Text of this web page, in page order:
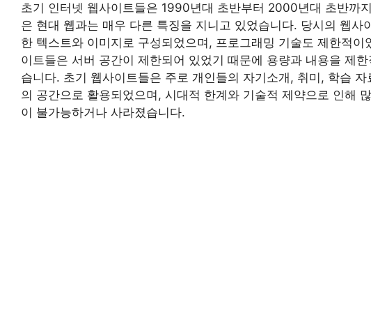
초기 인터넷 웹사이트들은 1990년대 초반부터 2000년대 초반까
은 현대 웹과는 매우 다른 특징을 지니고 있었습니다. 당시의 웹사
한 텍스트와 이미지로 구성되었으며, 프로그래밍 기술도 제한적이
이트들은 서버 공간이 제한되어 있었기 때문에 용량과 내용을 제
습니다. 초기 웹사이트들은 주로 개인들의 자기소개, 취미, 학습
의 공간으로 활용되었으며, 시대적 한계와 기술적 제약으로 인해
이 불가능하거나 사라졌습니다.